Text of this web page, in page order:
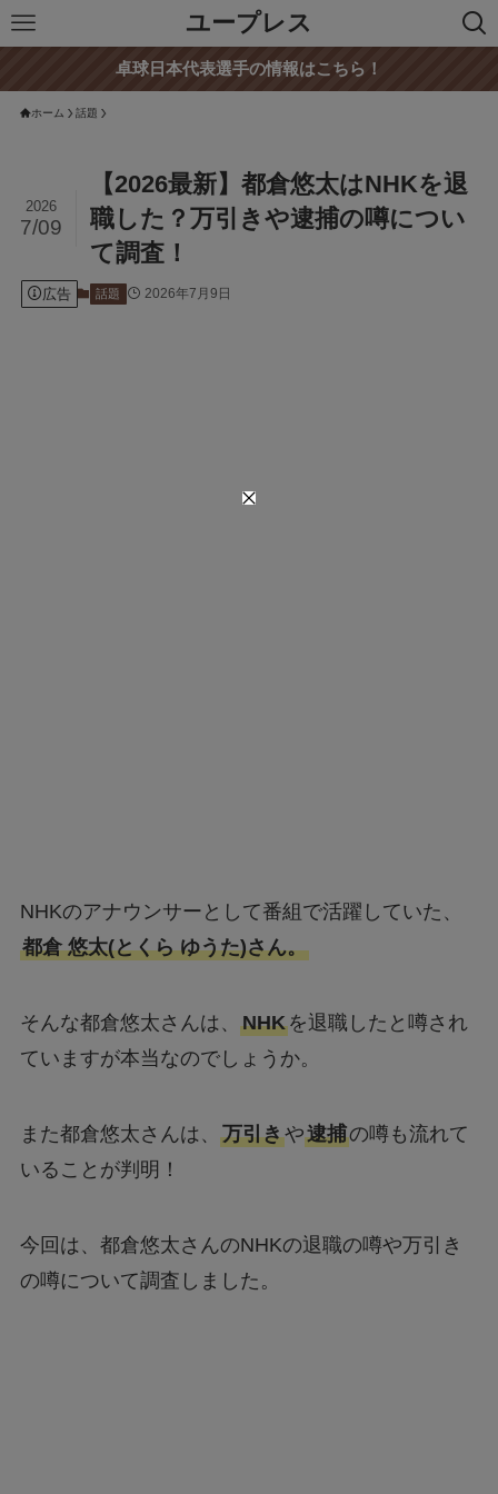
ユープレス
卓球日本代表選手の情報はこちら！
ホーム 話題
【2026最新】都倉悠太はNHKを退
職した？万引きや逮捕の噂につい
て調査！
2026
7/09
広告 話題 2026年7月9日
NHKのアナウンサーとして番組で活躍していた、
都倉 悠太(とくら ゆうた)さん。
そんな都倉悠太さんは、 NHKを退職したと噂され
ていますが本当なのでしょうか。
また都倉悠太さんは、 万引きや逮捕の噂も流れて
いることが判明！
今回は、都倉悠太さんのNHKの退職の噂や万引き
の噂について調査しました。